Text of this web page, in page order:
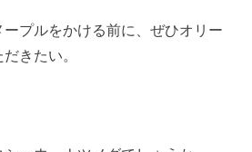
プルをかける前に、ぜひオリー
きたい。